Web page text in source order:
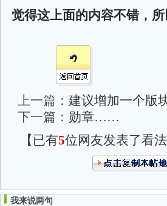
觉得这上面的内容不错，
上一篇： 建议增加一个版
下一篇： 勋章……
【已有5位网友发表了看
我来说两句